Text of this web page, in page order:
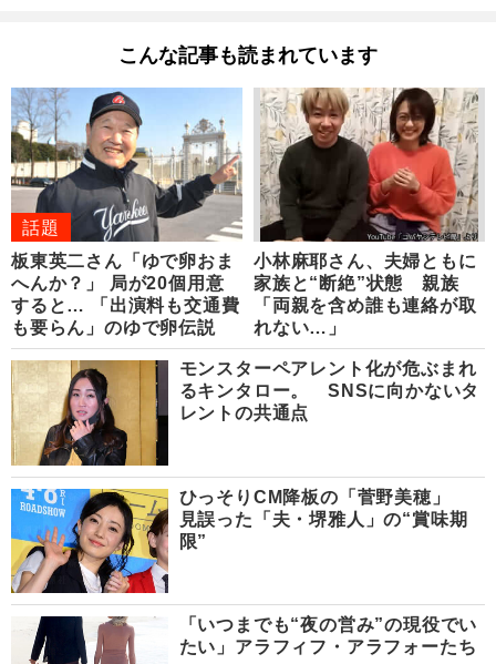
こんな記事も読まれています
話題
板東英二さん「ゆで卵おま
へんか？」 局が20個用意
すると… 「出演料も交通費
も要らん」のゆで卵伝説
小林麻耶さん、夫婦ともに
家族と“断絶”状態 親族
「両親を含め誰も連絡が取
れない…」
モンスターペアレント化が危ぶまれ
るキンタロー。 SNSに向かないタ
レントの共通点
ひっそりCM降板の「菅野美穂」
見誤った「夫・堺雅人」の“賞味期
限”
「いつまでも“夜の営み”の現役でい
たい」アラフィフ・アラフォーたち